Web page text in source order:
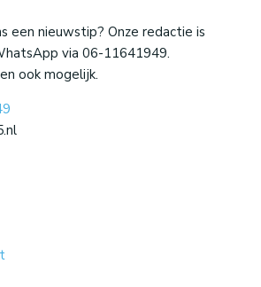
een nieuwstip? Onze redactie is
via 06-11641949.
ook mogelijk.